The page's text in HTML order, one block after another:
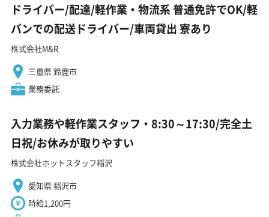
ドライバー/配達/軽作業・物流系 普通免許でOK/軽
バンでの配送ドライバー/車両貸出 寮あり
株式会社M&R
三重県 鈴鹿市
業務委託
入力業務や軽作業スタッフ・8:30～17:30/完全土
日祝/お休みが取りやすい
株式会社ホットスタッフ稲沢
愛知県 稲沢市
時給1,200円